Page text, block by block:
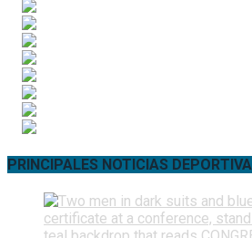
PRINCIPALES NOTICIAS